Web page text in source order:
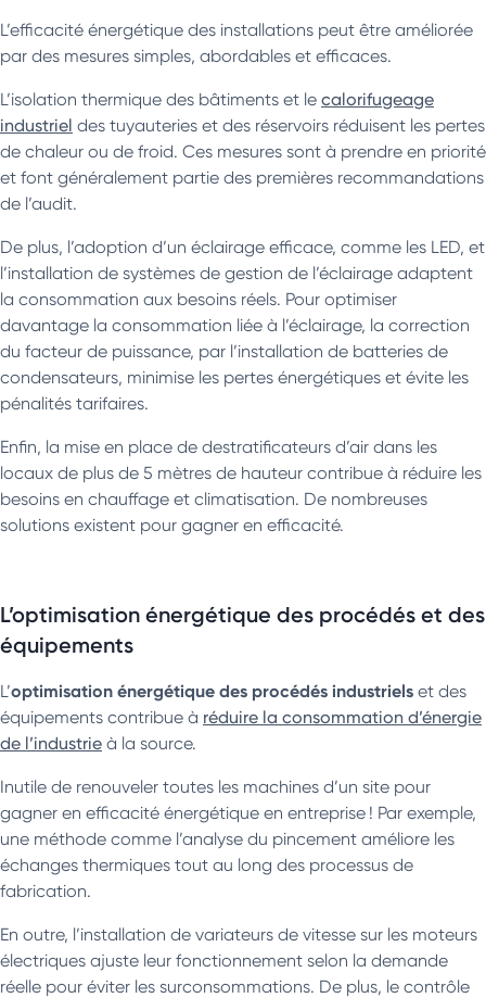
L’efficacité énergétique des installations peut être améliorée
par des mesures simples, abordables et efficaces.
L’isolation thermique des bâtiments et le calorifugeage
industriel des tuyauteries et des réservoirs réduisent les pertes
de chaleur ou de froid. Ces mesures sont à prendre en priorité
et font généralement partie des premières recommandations
de l’audit.
De plus, l’adoption d’un éclairage efficace, comme les LED, et
l’installation de systèmes de gestion de l’éclairage adaptent
la consommation aux besoins réels. Pour optimiser
davantage la consommation liée à l’éclairage, la correction
du facteur de puissance, par l’installation de batteries de
condensateurs, minimise les pertes énergétiques et évite les
pénalités tarifaires.
Enfin, la mise en place de destratificateurs d’air dans les
locaux de plus de 5 mètres de hauteur contribue à réduire les
besoins en chauffage et climatisation. De nombreuses
solutions existent pour gagner en efficacité.
L’optimisation énergétique des procédés et des
équipements
L’optimisation énergétique des procédés industriels et des
équipements contribue à réduire la consommation d’énergie
de l’industrie à la source.
Inutile de renouveler toutes les machines d’un site pour
gagner en efficacité énergétique en entreprise ! Par exemple,
une méthode comme l’analyse du pincement améliore les
échanges thermiques tout au long des processus de
fabrication.
En outre, l’installation de variateurs de vitesse sur les moteurs
électriques ajuste leur fonctionnement selon la demande
réelle pour éviter les surconsommations. De plus, le contrôle